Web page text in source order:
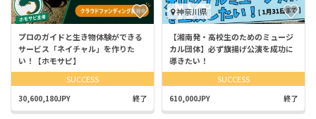
プロのガイドと生き物体験ができる
サービス「ネイチャル」を作りた
い！【ホモサピ】
SUCCESS
30,600,180JPY 終了
神奈川県
【湘南発・高校生のためのミュージ
カル団体】必ず旗揚げ公演を成功に
導きたい！
SUCCESS
610,000JPY 終了